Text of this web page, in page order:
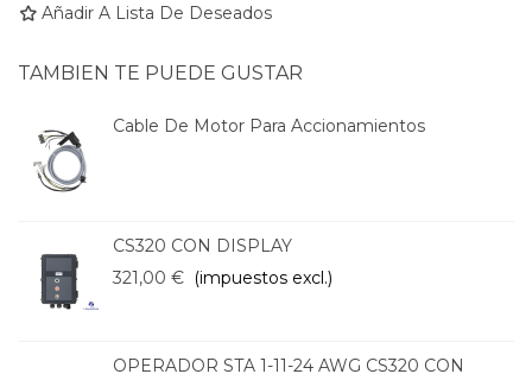
Añadir A Lista De Deseados
TAMBIEN TE PUEDE GUSTAR
Cable De Motor Para Accionamientos
CS320 CON DISPLAY
321,00 € (impuestos excl.)
OPERADOR STA 1-11-24 AWG CS320 CON